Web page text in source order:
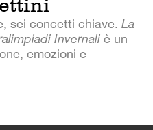
sei concetti chiave. La
Invernali è un
emozioni e